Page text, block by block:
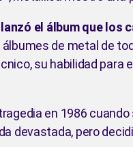
el álbum que los
de metal de
su habilidad
en 1986
devastada, pero